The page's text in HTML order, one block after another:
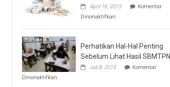
April 16, 2015
Komentar
Dinonaktifkan
Tentang
BTN
Perhatikan Hal-Hal Penting
Sebelum Lihat Hasil SBMTPN
Juli 8, 2015
Komentar
Dinonaktifkan